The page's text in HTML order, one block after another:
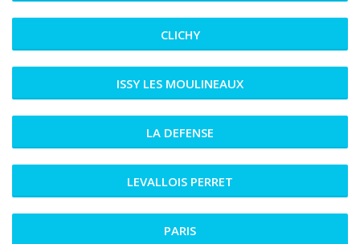
CLICHY
ISSY LES MOULINEAUX
LA DEFENSE
LEVALLOIS PERRET
PARIS